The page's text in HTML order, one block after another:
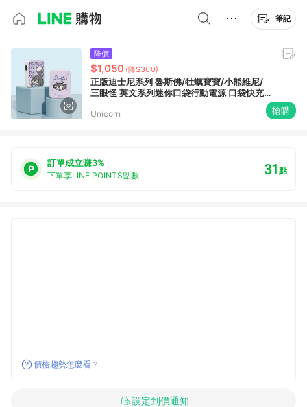
筆記
降價
$1,050 (降$300)
正版迪士尼系列 魯斯佛/牡蠣寶寶/小熊維尼/
三眼怪 英文系列迷你口袋行動電源 口袋快充
源 行動充 行充 充電器 充電寶 Unicorn 史迪奇
Unicorn 搶購
訂單成立賺3%
下單享LINE POINTS點數 31點
價格趨勢怎麼看？
設定到價通知